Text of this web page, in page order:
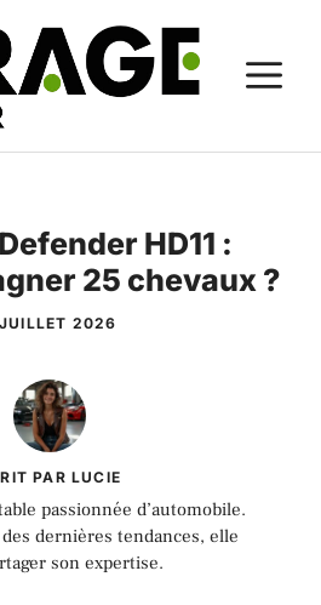
HD11 :
25 chevaux ?
2026
PAR LUCIE
passionnée d’automobile.
dernières tendances, elle
son expertise.